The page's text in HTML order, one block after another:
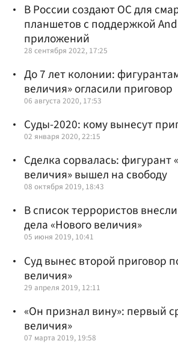
В России создают ОС для
планшетов с поддержкой
приложений
28 сентября 2022, 17:25
До 7 лет колонии:
величия» огласили приговор
06 августа 2020, 17:53
Суды-2020: кому вынесут
02 января 2020, 22:15
Сделка сорвалась: фигурант
величия» вышел на свободу
08 октября 2019, 18:43
В список террористов
дела «Нового величия»
05 июня 2019, 10:41
Суд вынес второй приговор
величия»
29 апреля 2019, 12:11
«Он признал вину»: первый
величия»
07 марта 2019, 19:58